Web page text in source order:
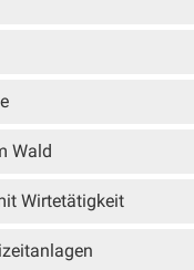
Wald
Wirtetätigkeit